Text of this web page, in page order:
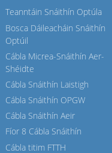
Teanntáin Snáithín Optúla
Bosca Dáileacháin Snáithín
Optúil
Cábla Micrea-Snáithín Aer-
Shéidte
Cábla Snáithín Laistigh
Cábla Snáithín OPGW
Cábla Snáithín Aeir
Fíor 8 Cábla Snáithín
Cábla titim FTTH